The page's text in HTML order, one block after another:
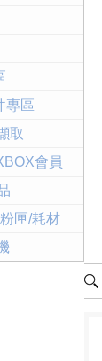
專區
取
會員
匣/耗材